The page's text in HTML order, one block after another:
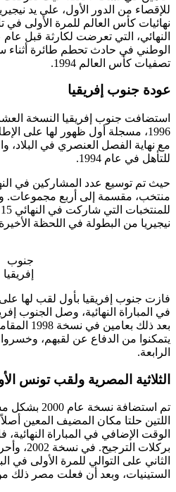
للإقصاء من الدور الأول، علي يد
نهائيات كأس العالم للمرة الأولى في
النهائي، التي تعرضت لكارثة قبل
الوطني في حادث تحطم طائرة أثناء
تصفيات كأس العالم 1994.
عودة جنوب إفريقيا
استضافت جنوب إفريقيا النسخة
1996، مسجلة أول ظهور لها على
مع نهاية الفصل العنصري في البلاد،
للتأهل في عام 1994.
منتخب، مقسمة إلى أربع مجموعات.
نيجيريا من البطولة في اللحظة
جنوب
إفريقيا
فازت جنوب إفريقيا بأول لقب لها
في المباراة النهائية، وصل الجنوب
بعد ذلك
يتمكنوا من الدفاع عن لقبهم،
الرابعة.
الثلاثية المصرية ولقب تونس
تم استضافة
الوقت الإضافي في المباراة
بركلات
الثاني على التوالي للمرة الأولى في
الستينيات، وبعد أن فعلت مصر ذلك من قبل